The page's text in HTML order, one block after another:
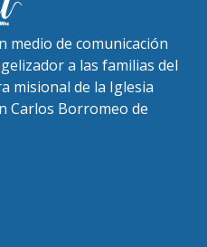
medio de comunicación
a las familias del
misional de la Iglesia
Carlos Borromeo de